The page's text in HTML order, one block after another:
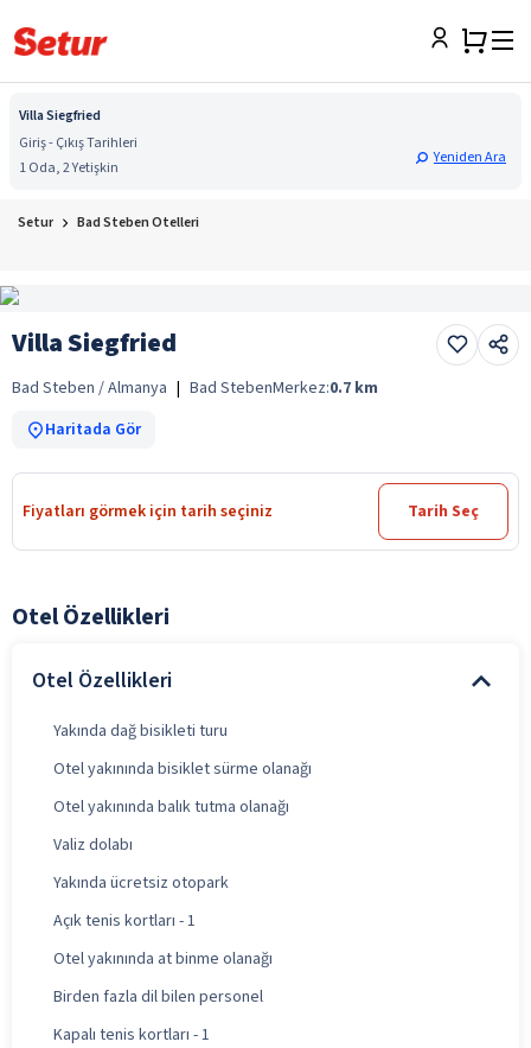
Villa Siegfried
Giriş - Çıkış Tarihleri
1 Oda, 2 Yetişkin
Yeniden Ara
Setur Bad Steben Otelleri
Villa Siegfried
Bad Steben / Almanya | Bad StebenMerkez:0.7 km
Haritada Gör
Fiyatları görmek için tarih seçiniz Tarih Seç
Otel Özellikleri
Otel Özellikleri
Yakında dağ bisikleti turu
Otel yakınında bisiklet sürme olanağı
Otel yakınında balık tutma olanağı
Valiz dolabı
Yakında ücretsiz otopark
Açık tenis kortları - 1
Otel yakınında at binme olanağı
Birden fazla dil bilen personel
Kapalı tenis kortları - 1